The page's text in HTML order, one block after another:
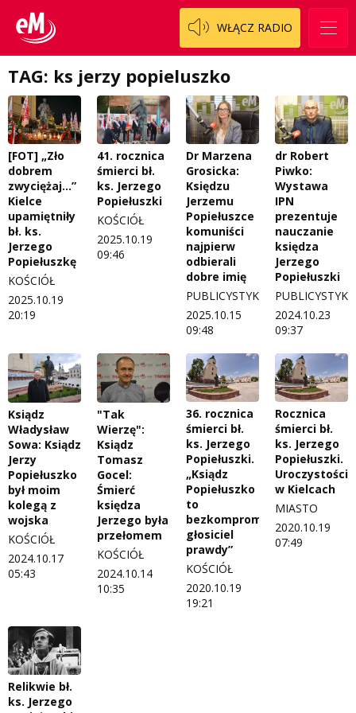
WŁĄCZ RADIO
Pasjonaci
Piąta strona świata
Prawdę mówiąc
Słowo Dnia
Tak wierzę
Weekend z blondynką
W starych Kielcach
Wszystko w temacie
Regulamin konkursów
Regulamin przesyłania materiałów
Regulamin sklepu internetowego
Regulamin darowizn
Regulamin konkursu Zwierzak naszej klasy
Polityka prywatności
ZNAJDZIESZ NAS TAKŻE NA
TAG: ks jerzy popieluszko
[FOT] „Zło
dobrem
zwyciężaj…”
Kielce
upamiętniły
bł. ks.
Jerzego
Popiełuszkę
KOŚCIÓŁ
2025.10.19
20:19
41. rocznica
śmierci bł.
ks. Jerzego
Popiełuszki
KOŚCIÓŁ
2025.10.19
09:46
Dr Marzena
Grosicka:
Księdzu
Jerzemu
Popiełuszce
komuniści
najpierw
odbierali
dobre imię
PUBLICYSTYKA
2025.10.15
09:48
dr Robert
Piwko:
Wystawa
IPN
prezentuje
nauczanie
księdza
Jerzego
Popiełuszki
PUBLICYSTYKA
2024.10.23
09:37
Ksiądz
Władysław
Sowa: Ksiądz
Jerzy
Popiełuszko
był moim
kolegą z
wojska
KOŚCIÓŁ
2024.10.17
05:43
"Tak
Wierzę":
Ksiądz
Tomasz
Gocel:
Śmierć
księdza
Jerzego była
przełomem
KOŚCIÓŁ
2024.10.14
10:35
36. rocznica
śmierci bł.
ks. Jerzego
Popiełuszki.
„Ksiądz
Popiełuszko
to
bezkompromisowy
głosiciel
prawdy”
KOŚCIÓŁ
2020.10.19
19:21
Rocznica
śmierci bł.
ks. Jerzego
Popiełuszki.
Uroczystości
w Kielcach
MIASTO
2020.10.19
07:49
Relikwie bł.
ks. Jerzego